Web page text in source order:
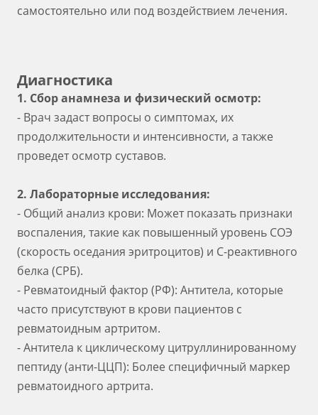
самостоятельно или под воздействием лечения.
Диагностика
1. Сбор анамнеза и физический осмотр:
- Врач задаст вопросы о симптомах, их
продолжительности и интенсивности, а также
проведет осмотр суставов.
2. Лабораторные исследования:
- Общий анализ крови: Может показать признаки
воспаления, такие как повышенный уровень СОЭ
(скорость оседания эритроцитов) и С-реактивного
белка (СРБ).
- Ревматоидный фактор (РФ): Антитела, которые
часто присутствуют в крови пациентов с
ревматоидным артритом.
- Антитела к циклическому цитруллинированному
пептиду (анти-ЦЦП): Более специфичный маркер
ревматоидного артрита.